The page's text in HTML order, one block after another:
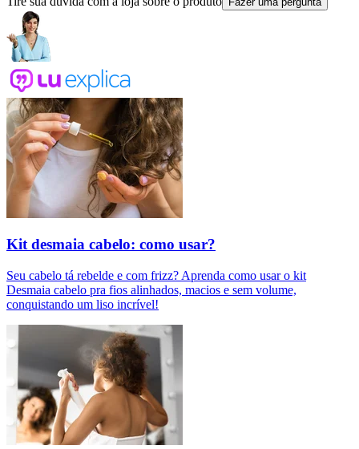
Kit desmaia cabelo: como usar?
Seu cabelo tá rebelde e com frizz? Aprenda como usar o kit
Desmaia cabelo pra fios alinhados, macios e sem volume,
conquistando um liso incrível!